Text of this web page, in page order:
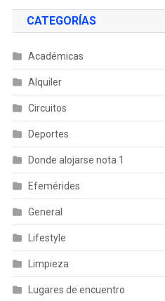
CATEGORÍAS
Académicas
Alquiler
Circuitos
Deportes
Donde alojarse nota 1
Efemérides
General
Lifestyle
Limpieza
Lugares de encuentro